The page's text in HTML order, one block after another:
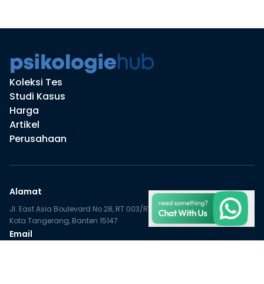
Koleksi Tes
Studi Kasus
Harga
Artikel
Perusahaan
Alamat
Jl. East Asia Boulevard No.28, RT.003/RW.008, Petir, Kec. Cipondoh,
Kota Tangerang, Banten 15147
Email